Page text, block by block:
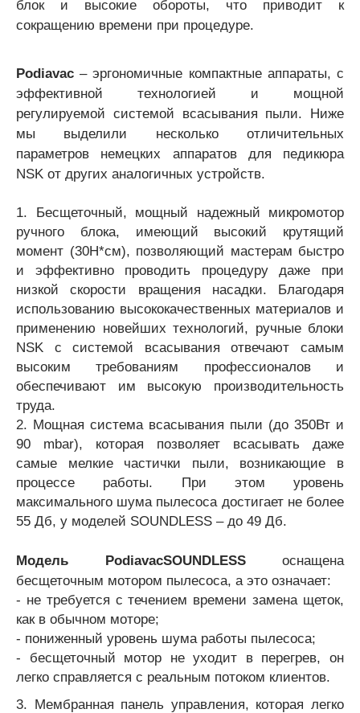
блок и высокие обороты, что приводит к
сокращению времени при процедуре.
Podiavac– эргономичные компактные аппараты, с
эффективной технологией и мощной
регулируемой системой всасывания пыли. Ниже
мы выделили несколько отличительных
параметров немецких аппаратов для педикюра
NSK от других аналогичных устройств.
1. Бесщеточный, мощный надежный микромотор
ручного блока, имеющий высокий крутящий
момент (30H*см), позволяющий мастерам быстро
и эффективно проводить процедуру даже при
низкой скорости вращения насадки. Благодаря
использованию высококачественных материалов и
применению новейших технологий, ручные блоки
NSK с системой всасывания отвечают самым
высоким требованиям профессионалов и
обеспечивают им высокую производительность
труда.
2. Мощная система всасывания пыли (до 350Вт и
90 mbar), которая позволяет всасывать даже
самые мелкие частички пыли, возникающие в
процессе работы. При этом уровень
максимального шума пылесоса достигает не более
55 Дб, у моделей SOUNDLESS – до 49 Дб.
Модель PodiavacSOUNDLESSоснащена
бесщеточным мотором пылесоса, а это означает:
- не требуется с течением времени замена щеток,
как в обычном моторе;
- пониженный уровень шума работы пылесоса;
- бесщеточный мотор не уходит в перегрев, он
легко справляется с реальным потоком клиентов.
3. Мембранная панель управления, которая легко